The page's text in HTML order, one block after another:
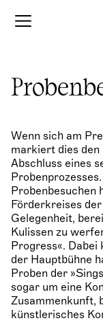
Wenn sich am
markiert dies den
Abschluss eines
Probenbesuchen
Förderkreises
Gelegenheit,
Kulissen zu
Progress«. Dabei
der Hauptbühne
Proben der
sogar um eine
Zusammenkunft,
künstlerisches